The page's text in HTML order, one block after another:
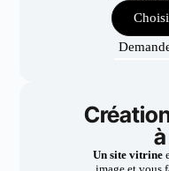
Un site vitrine